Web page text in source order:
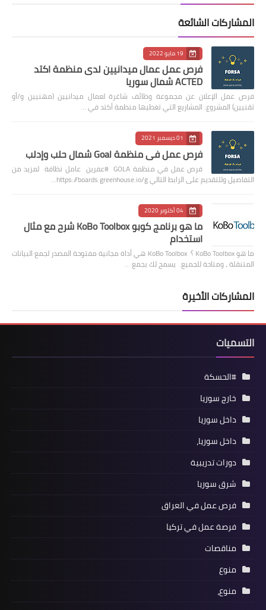
المشاركات الشائعة
19 مايو 2022
فرص عمل عمال ميدانيين لدى منظمة اكتد
ACTED شمال سوريا
فرص عمل الإعلان عن مجموعة وظائف شاغرة لعمال ميدانيين (مهنيين و/أو
تقنيين) المشروع: المشاريع التي تغطيها منظمة أكتد في …
01 ديسمبر 2021
فرص عمل في منظمة Goal شمال حلب وإدلب
فرص عمل في منظمة GOLA #عفرين عامل نظافة لمزيد من
التفاصيل وللتقديم على الرابط التالي https://boards.greenhouse.io/g…
04 أكتوبر 2020
ما هو برنامج كوبو KoBo Toolbox شرح مع مثال
استخدام
ما هو KoBo Toolbox ؟ KoBo Toolbox هي أداة مجانية مفتوحة المصدر لجمع البيانات
المتنقلة ، ومتاحة للجميع. يسمح لك بجمع …
المشاركات الأخيرة
التسميات
#الحسكة
خارج سوريا
داخل سوريا
داخل سوريا،
دورات تدريبية
شرق سوريا
فرص عمل في العراق
فرصة عمل في تركيا
مناقصات
منوع
منوع،